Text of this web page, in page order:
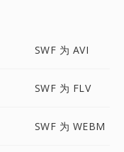
SWF 为 AVI
SWF 为 FLV
SWF 为 WEBM